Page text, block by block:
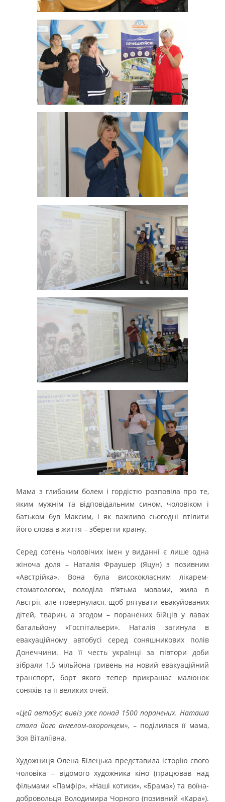
Мама з глибоким болем і гордістю розповіла про те,
яким мужнім та відповідальним сином, чоловіком і
батьком був Максим, і як важливо сьогодні втілити
його слова в життя – зберегти країну.
Серед сотень чоловічих імен у виданні є лише одна
жіноча доля – Наталія Фраушер (Яцун) з позивним
«Австрійка». Вона була висококласним лікарем-
стоматологом, володіла п’ятьма мовами, жила в
Австрії, але повернулася, щоб рятувати евакуйованих
дітей, тварин, а згодом – поранених бійців у лавах
батальйону «Госпітальєри». Наталія загинула в
евакуаційному автобусі серед соняшникових полів
Донеччини. На її честь українці за півтори доби
зібрали 1,5 мільйона гривень на новий евакуаційний
транспорт, борт якого тепер прикрашає малюнок
соняхів та її великих очей.
«Цей автобус вивіз уже понад 1500 поранених. Наташа
стала його ангелом-охоронцем», – поділилася її мама,
Зоя Віталіївна.
Художниця Олена Білецька представила історію свого
чоловіка – відомого художника кіно (працював над
фільмами «Памфір», «Наші котики», «Брама») та воїна-
добровольця Володимира Чорного (позивний «Кара»).